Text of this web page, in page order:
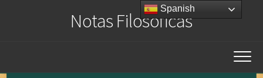
Notas Filosóficas
Spanish